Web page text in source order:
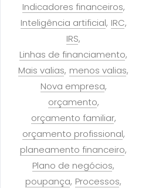
Indicadores financeiros
Inteligência artificial IRC
IRS
Linhas de financiamento
Mais valias menos valias
Nova empresa
orçamento
orçamento familiar
orçamento profissional
planeamento financeiro
Plano de negócios
poupança Processos